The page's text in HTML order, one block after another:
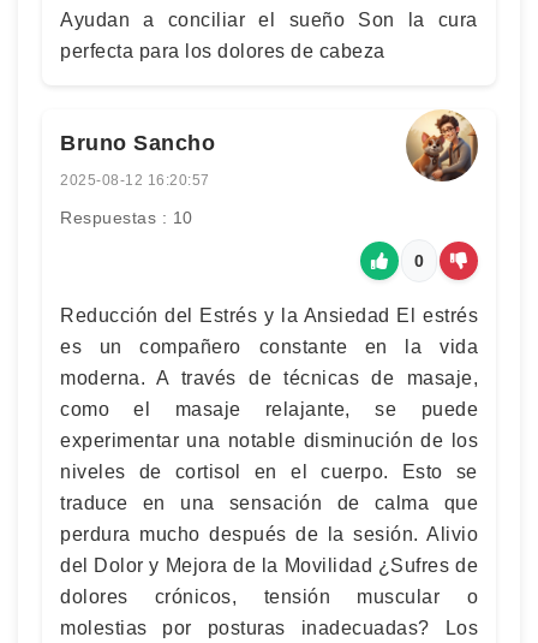
Ayudan a conciliar el sueño Son la cura
perfecta para los dolores de cabeza
Bruno Sancho
2025-08-12 16:20:57
Respuestas : 10
0
Reducción del Estrés y la Ansiedad El estrés
es un compañero constante en la vida
moderna. A través de técnicas de masaje,
como el masaje relajante, se puede
experimentar una notable disminución de los
niveles de cortisol en el cuerpo. Esto se
traduce en una sensación de calma que
perdura mucho después de la sesión. Alivio
del Dolor y Mejora de la Movilidad ¿Sufres de
dolores crónicos, tensión muscular o
molestias por posturas inadecuadas? Los